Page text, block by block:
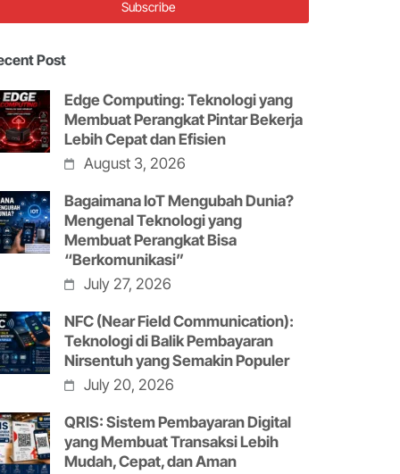
Post
Edge Computing: Teknologi yang
Membuat Perangkat Pintar Bekerja
Lebih Cepat dan Efisien
August 3, 2026
Bagaimana IoT Mengubah Dunia?
Mengenal Teknologi yang
Membuat Perangkat Bisa
“Berkomunikasi”
July 27, 2026
NFC (Near Field Communication):
Teknologi di Balik Pembayaran
Nirsentuh yang Semakin Populer
July 20, 2026
QRIS: Sistem Pembayaran Digital
yang Membuat Transaksi Lebih
Mudah, Cepat, dan Aman